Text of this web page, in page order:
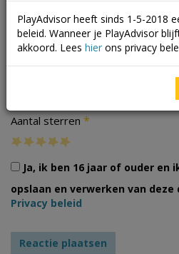
Aantal sterren *
Ja, ik ben 16 jaar of ouder
opslaan en verwerken van deze
Privacy beleid
PlayAdvisor heeft sinds 1-5-2018
beleid. Wanneer je PlayAdvisor
akkoord. Lees hier ons privacy